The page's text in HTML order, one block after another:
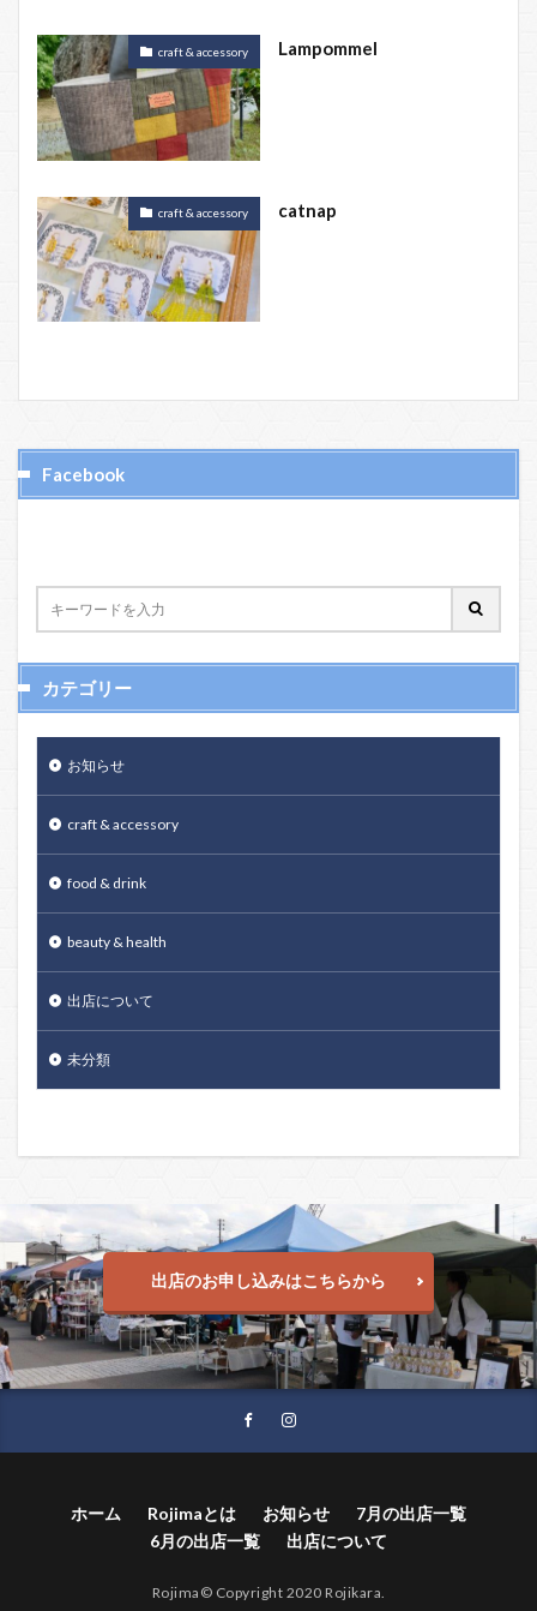
craft & accessory Lampommel
craft & accessory catnap
Facebook
カテゴリー
お知らせ
craft & accessory
food & drink
beauty & health
出店について
未分類
出店のお申し込みはこちらから
ホーム Rojimaとは お知らせ
7月の出店一覧
6月の出店一覧
出店について
Rojima© Copyright 2020 Rojikara.